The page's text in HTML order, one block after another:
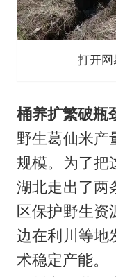
打开
桶养扩繁破瓶
野生葛仙米产
规模。为了把
湖北走出了两
区保护野生资
边在利川等地
术稳定产能。